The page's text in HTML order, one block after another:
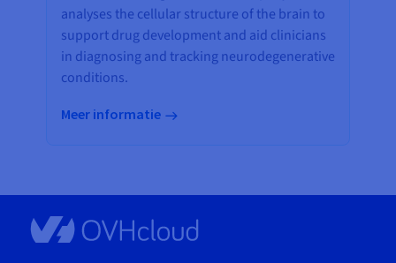
analyses the cellular structure of the brain to
support drug development and aid clinicians
in diagnosing and tracking neurodegenerative
conditions.
Meer informatie